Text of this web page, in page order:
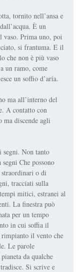
tornito nell’ansa e
È un
vaso. Prima uno, poi
si frantuma. E il
che non è più vaso
un ramo, come
un soffio d’aria.
ma all’interno del
A contatto con
ma discende agli
segni. Non tanto
Che possono
o di
tracciati sulla
mitici, estranei al
La finestra può
per un tempo
in cui soffia il
rimpianto il vento che
Le parole
da qualche
Si scrive e